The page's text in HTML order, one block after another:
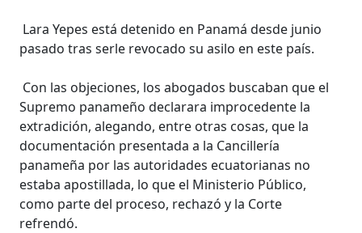
Lara Yepes está detenido en Panamá desde junio
pasado tras serle revocado su asilo en este país.
Con las objeciones, los abogados buscaban que el
Supremo panameño declarara improcedente la
extradición, alegando, entre otras cosas, que la
documentación presentada a la Cancillería
panameña por las autoridades ecuatorianas no
estaba apostillada, lo que el Ministerio Público,
como parte del proceso, rechazó y la Corte
refrendó.